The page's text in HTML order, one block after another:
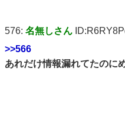
576: 名無しさん
>>566
あれだけ情報漏れてたのに